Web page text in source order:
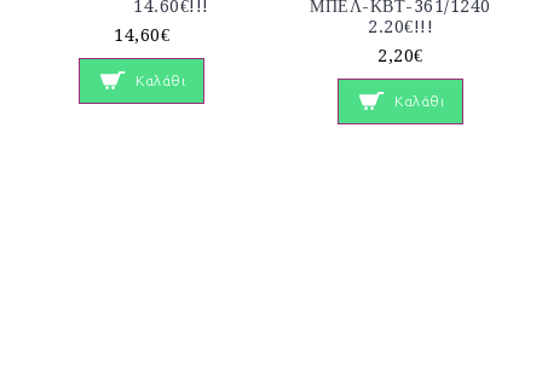
14.60€!!!
14,60€
Καλάθι
ΜΠΕΛ-ΚΒΤ-361/1240
2.20€!!!
2,20€
Καλάθι